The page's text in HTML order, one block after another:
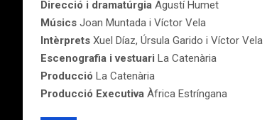
Direcció i dramatúrgia Agustí Humet
Músics Joan Muntada i Víctor Vela
Intèrprets Xuel Díaz, Úrsula Garido i Víctor Vela
Escenografia i vestuari La Catenària
Producció La Catenària
Producció Executiva Àfrica Estríngana